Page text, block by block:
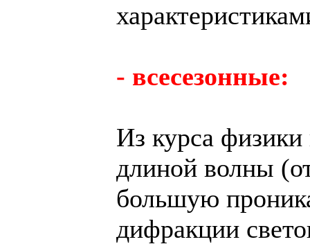
- всесезонные:
Из курса физики
длиной волны
большую
дифракции